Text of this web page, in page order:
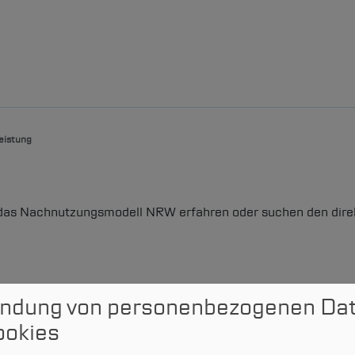
Projektanfrage
Suchen
Nachnutzungsmodell NRW erfahren oder suchen den
von personenbezogenen